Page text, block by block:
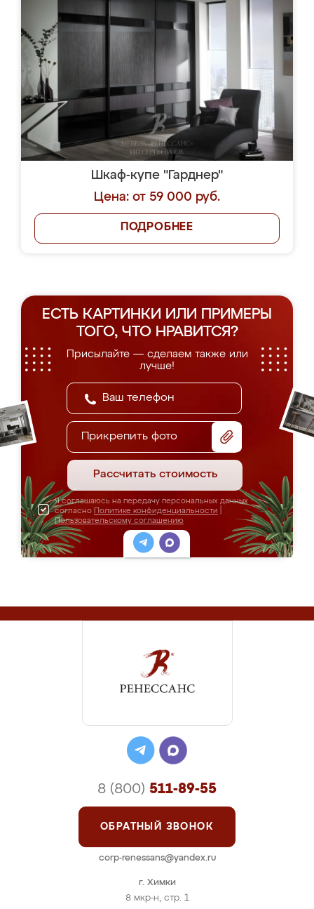
Шкаф-купе "Гарднер"
Цена: от 59 000 руб.
ПОДРОБНЕЕ
ЕСТЬ КАРТИНКИ ИЛИ ПРИМЕРЫ
ТОГО, ЧТО НРАВИТСЯ?
Присылайте — сделаем также или
лучше!
Прикрепить фото
Рассчитать стоимость
Я соглашаюсь на передачу персональных данных
согласно Политике конфиденциальности
Пользовательскому соглашению
г. Химки
8 мкр-н, стр. 1
8 (800) 511-89-55
ОБРАТНЫЙ ЗВОНОК
corp-renessans@yandex.ru